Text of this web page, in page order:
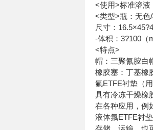
<使用>标准溶液
<类型>瓶：无色
尺寸：
-体积：3?100（
<特点>
帽：三聚氰胺白
橡胶塞：丁基橡
氟ETFE衬垫（
具有冷冻干燥橡
在各种应用，例
液体氟ETFE衬
存储，运输，也